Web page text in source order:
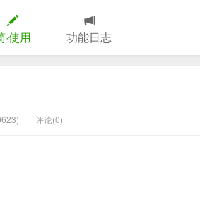
·使用 功能日志
评论(0)